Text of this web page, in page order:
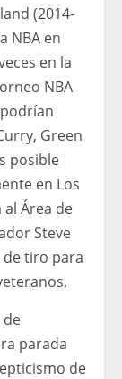
(2014-
NBA en
en la
NBA
Green
posible
en Los
Área de
Steve
de tiro para
de
parada
de